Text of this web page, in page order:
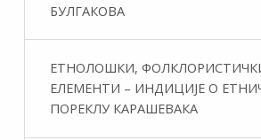
БУЛГАКОВА
ЕТНОЛОШКИ,
ЕЛЕМЕНТИ – ИНДИЦИЈЕ О
ПОРЕКЛУ КАРАШЕВАКА